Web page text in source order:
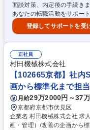
◆プロサッカークラブ京都サ
面談対策、内定後の手続き
あなたの転職活動をサポート
登録してサポートを受
正社員
村田機械株式会社
【102665京都】社
画から標準化まで担
月給29万2000円～37
京都府京都市伏見区
企業名 村田機械株式会社 求人名 【102665京都】社内SE（IT機器の企
画・管理）/改善の企画から標準化まで担当 仕事